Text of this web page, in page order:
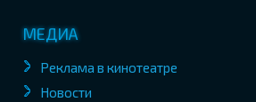
МЕДИА
Реклама в кинотеатре
Новости